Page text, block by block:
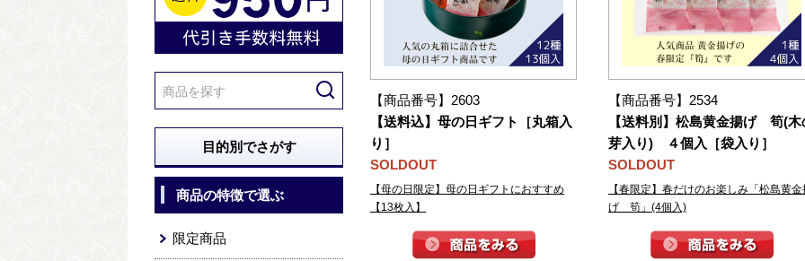
【商品番号】2603
【送料込】母の日ギフト［丸箱入
り］
SOLDOUT
【母の日限定】母の日ギフトにおすすめ
【13枚入】
【商品番号】2534
【送料別】松島黄金揚げ 筍(木
芽入り) ４個入［袋入り］
SOLDOUT
【春限定】春だけのお楽しみ「松島黄金
げ 筍」(4個入)
目的別でさがす
商品の特徴で選ぶ
限定商品